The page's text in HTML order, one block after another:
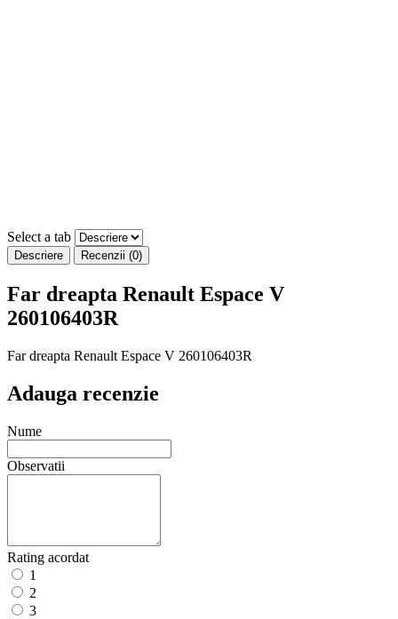
Select a tab
Descriere Recenzii (0)
Far dreapta Renault Espace V
260106403R
Far dreapta Renault Espace V 260106403R
Adauga recenzie
Nume
Observatii
Rating acordat
1
2
3